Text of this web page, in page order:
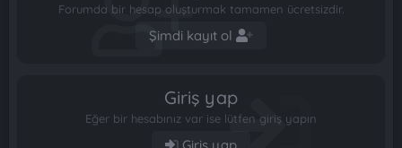
Forumda bir hesap oluşturmak tamamen ücretsizdir.
Şimdi kayıt ol
Giriş yap
Eğer bir hesabınız var ise lütfen giriş yapın
Giriş yap